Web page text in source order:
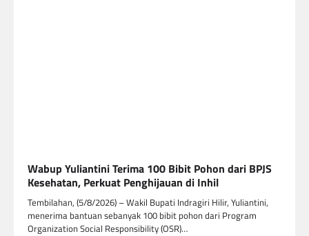
Wabup Yuliantini Terima 100 Bibit Pohon dari BPJS
Kesehatan, Perkuat Penghijauan di Inhil
Tembilahan, (5/8/2026) – Wakil Bupati Indragiri Hilir, Yuliantini,
menerima bantuan sebanyak 100 bibit pohon dari Program
Organization Social Responsibility (OSR)…